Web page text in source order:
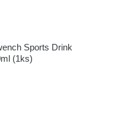
Sports Drink
(1ks)